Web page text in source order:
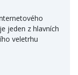
jeden z hlavních
veletrhu